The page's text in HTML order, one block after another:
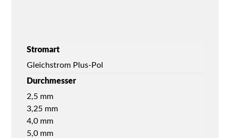
Stromart
Gleichstrom Plus-Pol
Durchmesser
2,5 mm
3,25 mm
4,0 mm
5,0 mm